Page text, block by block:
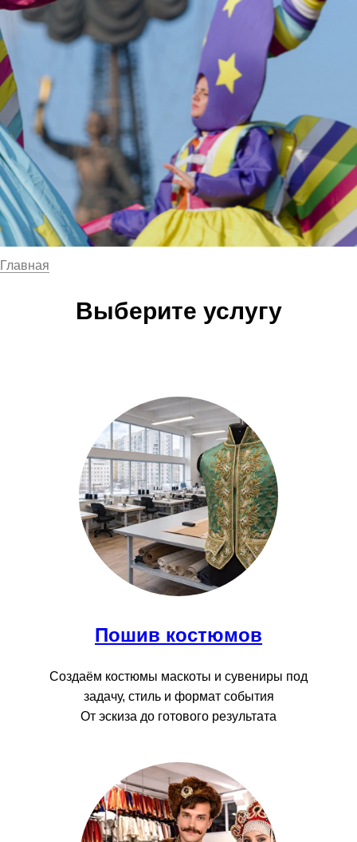
Главная
Выберите услугу
Пошив костюмов
Создаём костюмы маскоты и сувениры под
задачу, стиль и формат события
От эскиза до готового результата